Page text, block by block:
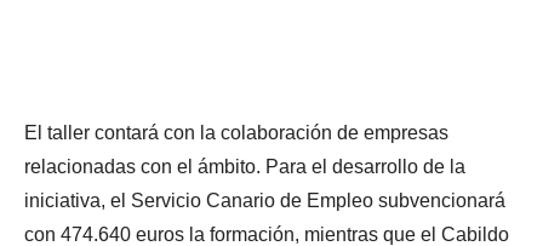
El taller contará con la colaboración de empresas
relacionadas con el ámbito. Para el desarrollo de la
iniciativa, el Servicio Canario de Empleo subvencionará
con 474.640 euros la formación, mientras que el Cabildo